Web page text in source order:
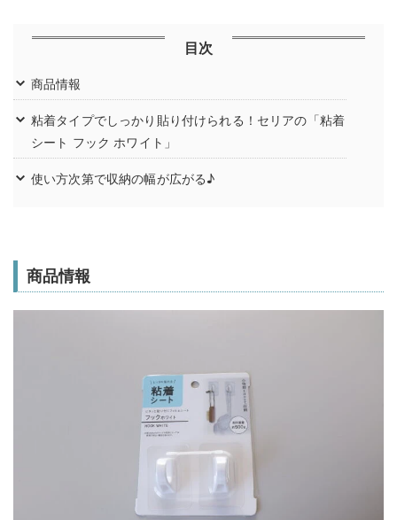
目次
商品情報
粘着タイプでしっかり貼り付けられる！セリアの「粘着
シート フック ホワイト」
使い方次第で収納の幅が広がる♪
商品情報